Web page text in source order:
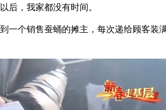
后，我家都没有时间。
一个销售蚕蛹的摊主，每次递给顾客装